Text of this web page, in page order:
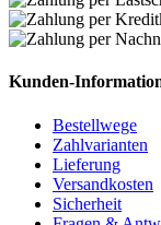
Kunden-
Bestellwege
Zahlvarianten
Lieferung
Versandkosten
Sicherheit